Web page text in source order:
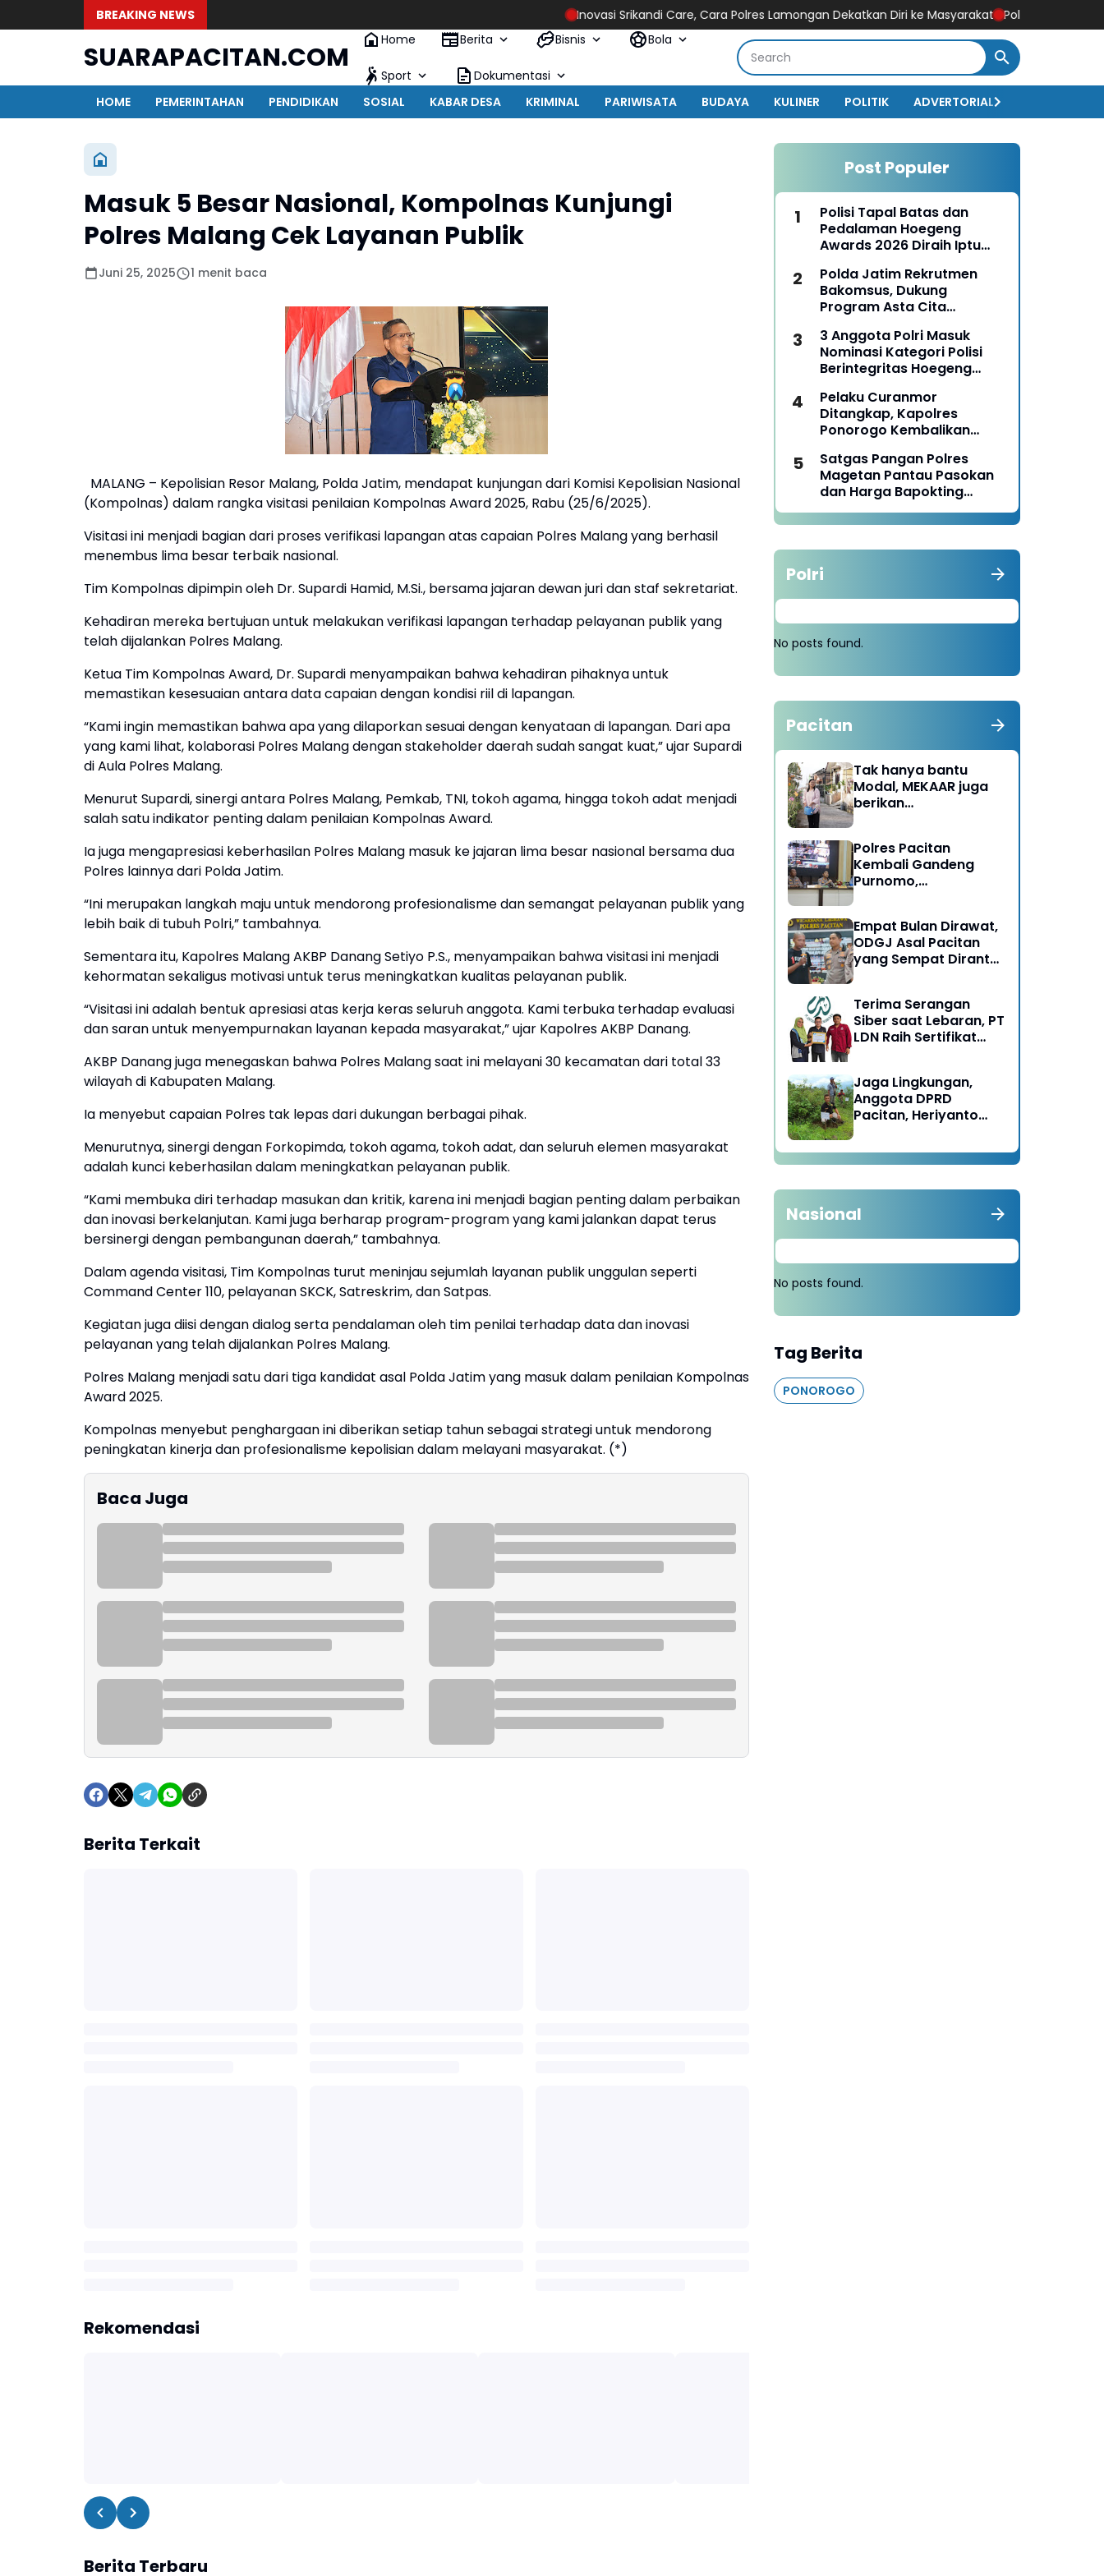
BREAKING NEWS Inovasi Srikandi Care, Cara Polres Lamongan Dekatkan Diri ke Masyarakat Polri Pastikan Proses
SUARAPACITAN.COM
Home Berita Bisnis Bola
Sport
Dokumentasi
HOME
PEMERINTAHAN PENDIDIKAN SOSIAL KABAR DESA KRIMINAL PARIWISATA BUDAYA KULINER POLITIK ADVERTORIAL
Masuk 5 Besar Nasional, Kompolnas Kunjungi
Polres Malang Cek Layanan Publik
Juni 25, 2025 1 menit baca
MALANG – Kepolisian Resor Malang, Polda Jatim, mendapat kunjungan dari Komisi Kepolisian Nasional
(Kompolnas) dalam rangka visitasi penilaian Kompolnas Award 2025, Rabu (25/6/2025).
Visitasi ini menjadi bagian dari proses verifikasi lapangan atas capaian Polres Malang yang berhasil
menembus lima besar terbaik nasional.
Tim Kompolnas dipimpin oleh Dr. Supardi Hamid, M.Si., bersama jajaran dewan juri dan staf sekretariat.
Kehadiran mereka bertujuan untuk melakukan verifikasi lapangan terhadap pelayanan publik yang
telah dijalankan Polres Malang.
Ketua Tim Kompolnas Award, Dr. Supardi menyampaikan bahwa kehadiran pihaknya untuk
memastikan kesesuaian antara data capaian dengan kondisi riil di lapangan.
“Kami ingin memastikan bahwa apa yang dilaporkan sesuai dengan kenyataan di lapangan. Dari apa
yang kami lihat, kolaborasi Polres Malang dengan stakeholder daerah sudah sangat kuat,” ujar Supardi
di Aula Polres Malang.
Menurut Supardi, sinergi antara Polres Malang, Pemkab, TNI, tokoh agama, hingga tokoh adat menjadi
salah satu indikator penting dalam penilaian Kompolnas Award.
Ia juga mengapresiasi keberhasilan Polres Malang masuk ke jajaran lima besar nasional bersama dua
Polres lainnya dari Polda Jatim.
“Ini merupakan langkah maju untuk mendorong profesionalisme dan semangat pelayanan publik yang
lebih baik di tubuh Polri,” tambahnya.
Sementara itu, Kapolres Malang AKBP Danang Setiyo P.S., menyampaikan bahwa visitasi ini menjadi
kehormatan sekaligus motivasi untuk terus meningkatkan kualitas pelayanan publik.
“Visitasi ini adalah bentuk apresiasi atas kerja keras seluruh anggota. Kami terbuka terhadap evaluasi
dan saran untuk menyempurnakan layanan kepada masyarakat,” ujar Kapolres AKBP Danang.
AKBP Danang juga menegaskan bahwa Polres Malang saat ini melayani 30 kecamatan dari total 33
wilayah di Kabupaten Malang.
Ia menyebut capaian Polres tak lepas dari dukungan berbagai pihak.
Menurutnya, sinergi dengan Forkopimda, tokoh agama, tokoh adat, dan seluruh elemen masyarakat
adalah kunci keberhasilan dalam meningkatkan pelayanan publik.
“Kami membuka diri terhadap masukan dan kritik, karena ini menjadi bagian penting dalam perbaikan
dan inovasi berkelanjutan. Kami juga berharap program-program yang kami jalankan dapat terus
bersinergi dengan pembangunan daerah,” tambahnya.
Dalam agenda visitasi, Tim Kompolnas turut meninjau sejumlah layanan publik unggulan seperti
Command Center 110, pelayanan SKCK, Satreskrim, dan Satpas.
Kegiatan juga diisi dengan dialog serta pendalaman oleh tim penilai terhadap data dan inovasi
pelayanan yang telah dijalankan Polres Malang.
Polres Malang menjadi satu dari tiga kandidat asal Polda Jatim yang masuk dalam penilaian Kompolnas
Award 2025.
Kompolnas menyebut penghargaan ini diberikan setiap tahun sebagai strategi untuk mendorong
peningkatan kinerja dan profesionalisme kepolisian dalam melayani masyarakat. (*)
Baca Juga
Berita Terkait
Rekomendasi
Berita Terbaru
Post Populer
Polisi Tapal Batas dan
Pedalaman Hoegeng
Awards 2026 Diraih Iptu
Pengabdian Humanis di
Nduga
Polda Jatim Rekrutmen
Bakomsus, Dukung
Program Asta Cita
3 Anggota Polri Masuk
Nominasi Kategori Polisi
Berintegritas Hoegeng
Pelaku Curanmor
Ditangkap, Kapolres
Ponorogo Kembalikan
Satgas Pangan Polres
Magetan Pantau Pasokan
dan Harga Bapokting
Pascalebaran
Polri
No posts found.
Pacitan
Tak hanya bantu
Modal, MEKAAR juga
berikan
Dapur Tetap Ngebul
Polres Pacitan
Kembali Gandeng
Purnomo,
Rehabilitasi
Empat Bulan Dirawat,
ODGJ Asal Pacitan
yang Sempat Dirantai
Terima Serangan
Siber saat Lebaran, PT
LDN Raih Sertifikat
Karesidenan Madiun
Raya
Jaga Lingkungan,
Anggota DPRD
Pacitan, Heriyanto
Tebang 100 Pohon
diganti Tanam 1000
Nasional
No posts found.
Tag Berita
PONOROGO